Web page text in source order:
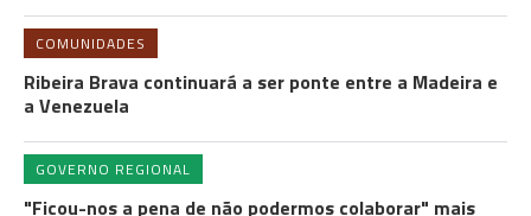
COMUNIDADES
Ribeira Brava continuará a ser ponte entre a Madeira e
a Venezuela
GOVERNO REGIONAL
"Ficou-nos a pena de não podermos colaborar" mais